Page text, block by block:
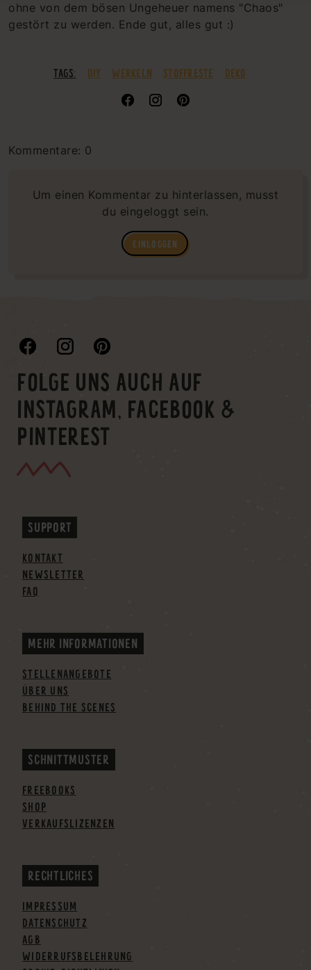
ohne von dem bösen Ungeheuer namens "Chaos"
gestört zu werden. Ende gut, alles gut :)
TAGS: DIY WERKELN STOFFRESTE DEKO
Kommentare: 0
Um einen Kommentar zu hinterlassen, musst
du eingeloggt sein.
EINLOGGEN
FOLGE UNS AUCH AUF
INSTAGRAM, FACEBOOK &
PINTEREST
SUPPORT
KONTAKT
NEWSLETTER
FAQ
MEHR INFORMATIONEN
STELLENANGEBOTE
ÜBER UNS
BEHIND THE SCENES
SCHNITTMUSTER
FREEBOOKS
SHOP
VERKAUFSLIZENZEN
RECHTLICHES
IMPRESSUM
DATENSCHUTZ
AGB
WIDERRUFSBELEHRUNG